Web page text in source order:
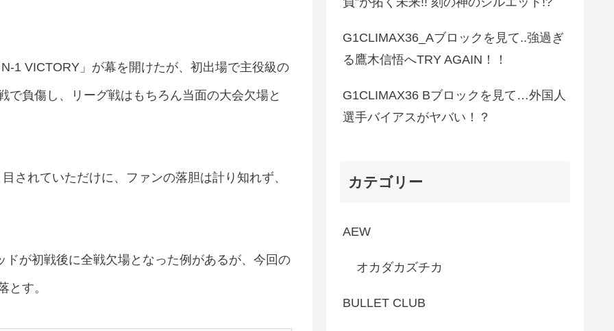
1 VICTORY」が幕を開けたが、初出場で主役級の
で負傷し、リーグ戦はもちろん当面の大会欠場と
されていただけに、ファンの落胆は計り知れず、
が初戦後に全戦欠場となった例があるが、今回の
とす。
G1CLIMAX36_Aブロックを見て..強過ぎ
る鷹木信悟へTRY AGAIN！！
G1CLIMAX36 Bブロックを見て…外国人
選手バイアスがヤバい！？
カテゴリー
AEW
オカダカズチカ
BULLET CLUB